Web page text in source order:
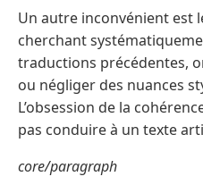
Un autre inconvénient est
cherchant
traductions précédentes,
ou négliger des nuances
L’obsession de la
pas conduire à un texte
core/paragraph